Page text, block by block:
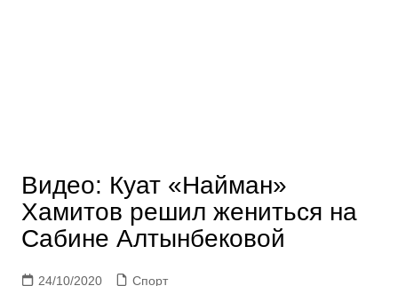
Видео: Куат «Найман»
Хамитов решил жениться на
Сабине Алтынбековой
24/10/2020 Спорт